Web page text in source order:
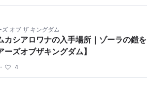
オブ ザ キングダム
カシアロワナの入手場所｜ゾーラの鎧を
ズオブザキングダム】
・ 4